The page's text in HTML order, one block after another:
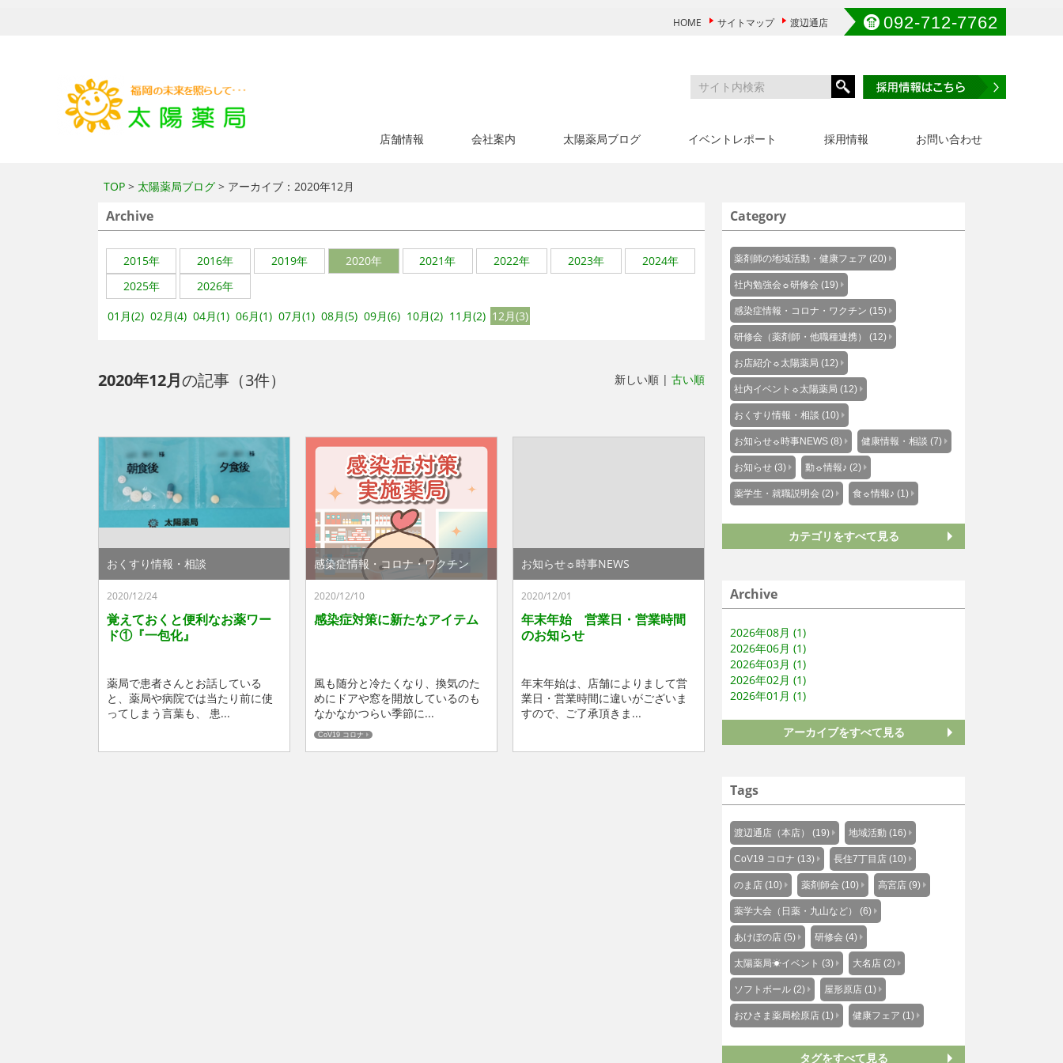
092-712-7762
HOME サイトマップ 渡辺通店
店舗情報 会社案内 太陽薬局ブログ イベントレポート 採用情報 お問い合わせ
TOP > 太陽薬局ブログ > アーカイブ：2020年12月
Archive
2015年 2016年 2019年 2020年 2021年 2022年 2023年
2024年
2025年
2026年
01月(2) 02月(4) 04月(1) 06月(1) 07月(1) 08月(5) 09月(6) 10月(2) 11月(2) 12月(3)
2020年12月の記事（3件） 新しい順 |古い順
おくすり情報・相談
2020/12/24
覚えておくと便利なお薬ワー
ド①『一包化』
薬局で患者さんとお話している
と、薬局や病院では当たり前に使
ってしまう言葉も、 患...
感染症情報・コロナ・ワクチン
2020/12/10
感染症対策に新たなアイテム
風も随分と冷たくなり、換気のた
めにドアや窓を開放しているのも
なかなかつらい季節に...
CoV19 コロナ
お知らせ☼時事NEWS
2020/12/01
年末年始 営業日・営業時間
のお知らせ
年末年始は、店舗によりまして営
業日・営業時間に違いがございま
すので、ご了承頂きま...
Category
薬剤師の地域活動・健康フェア (20)
社内勉強会☼研修会 (19)
感染症情報・コロナ・ワクチン (15)
研修会（薬剤師・他職種連携） (12)
お店紹介☼太陽薬局 (12)
社内イベント☼太陽薬局 (12)
おくすり情報・相談 (10)
お知らせ☼時事NEWS (8) 健康情報・相談 (7)
お知らせ (3) 動☼情報♪ (2)
薬学生・就職説明会 (2) 食☼情報♪ (1)
カテゴリをすべて見る
Archive
2026年08月 (1)
2026年06月 (1)
2026年03月 (1)
2026年02月 (1)
2026年01月 (1)
アーカイブをすべて見る
Tags
渡辺通店（本店） (19) 地域活動 (16)
CoV19 コロナ (13) 長住7丁目店 (10)
のま店 (10) 薬剤師会 (10) 高宮店 (9)
薬学大会（日薬・九山など） (6)
あけぼの店 (5) 研修会 (4)
太陽薬局☀イベント (3) 大名店 (2)
ソフトボール (2) 屋形原店 (1)
おひさま薬局桧原店 (1) 健康フェア (1)
タグをすべて見る